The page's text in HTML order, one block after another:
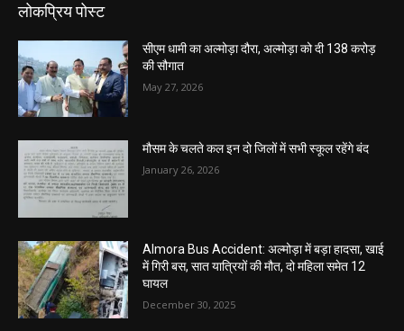
लोकप्रिय पोस्ट
सीएम धामी का अल्मोड़ा दौरा, अल्मोड़ा को दी 138 करोड़
की सौगात
May 27, 2026
मौसम के चलते कल इन दो जिलों में सभी स्कूल रहेंगे बंद
January 26, 2026
Almora Bus Accident: अल्मोड़ा में बड़ा हादसा, खाई
में गिरी बस, सात यात्रियों की मौत, दो महिला समेत 12
घायल
December 30, 2025